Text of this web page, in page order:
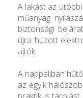
A lakást az
műanyag
biztonsági
újra húzott
ajtók.
A nappaliban
az egyik
praktikus tárolást.